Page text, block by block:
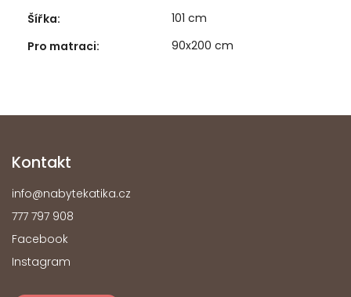
Šířka:
101 cm
Pro matraci: 90x200 cm
Kontakt
info@nabytekatika.cz
777 797 908
Facebook
Instagram